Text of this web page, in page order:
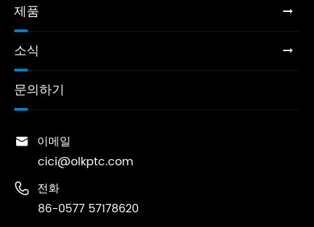
제품
소식
문의하기
 이메일
cici@olkptc.com
 전화
86-0577 57178620